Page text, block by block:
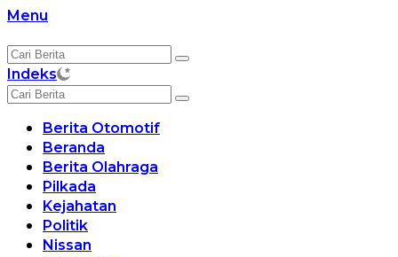
Langsung
konten
Menu
Indeks
Berita Otomotif
Beranda
Berita Olahraga
Pilkada
Kejahatan
Politik
Nissan